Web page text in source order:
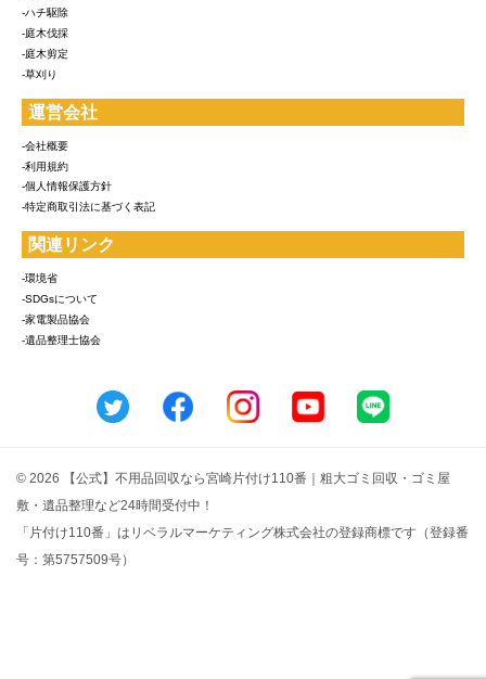
-ハチ駆除
-庭木伐採
-庭木剪定
-草刈り
運営会社
-会社概要
-利用規約
-個人情報保護方針
-特定商取引法に基づく表記
関連リンク
-環境省
-SDGsについて
-家電製品協会
-遺品整理士協会
© 2026 【公式】不用品回収なら宮崎片付け110番｜粗大ゴミ回収・ゴミ屋
敷・遺品整理など24時間受付中！
「片付け110番」はリベラルマーケティング株式会社の登録商標です（登録番
号：第5757509号）